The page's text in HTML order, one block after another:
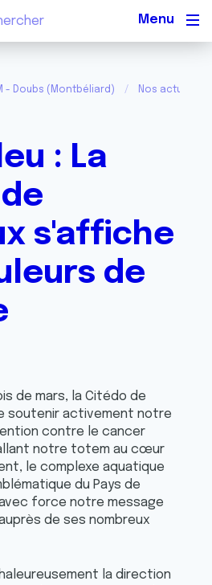
- Doubs (Montbéliard) Nos actualités
: La
s'affiche
de
de mars, la Citédo de
soutenir activement notre
contre le cancer
notre totem au cœur
le complexe aquatique
du Pays de
force notre message
de ses nombreux
la direction